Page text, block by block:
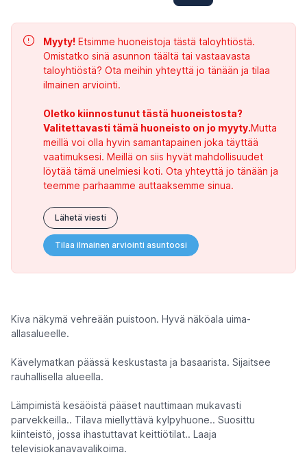
Myyty! Etsimme huoneistoja tästä taloyhtiöstä.
Omistatko sinä asunnon täältä tai vastaavasta
taloyhtiöstä? Ota meihin yhteyttä jo tänään ja tilaa
ilmainen arviointi.
Oletko kiinnostunut tästä huoneistosta?
Valitettavasti tämä huoneisto on jo myyty.Mutta
meillä voi olla hyvin samantapainen joka täyttää
vaatimuksesi. Meillä on siis hyvät mahdollisuudet
löytää tämä unelmiesi koti. Ota yhteyttä jo tänään ja
teemme parhaamme auttaaksemme sinua.
Lähetä viesti
Tilaa ilmainen arviointi asuntoosi
Kiva näkymä vehreään puistoon. Hyvä näköala uima-
allasalueelle.
Kävelymatkan päässä keskustasta ja basaarista. Sijaitsee
rauhallisella alueella.
Lämpimistä kesäöistä pääset nauttimaan mukavasti
parvekkeilla.. Tilava miellyttävä kylpyhuone.. Suosittu
kiinteistö, jossa ihastuttavat keittiötilat.. Laaja
televisiokanavavalikoima.